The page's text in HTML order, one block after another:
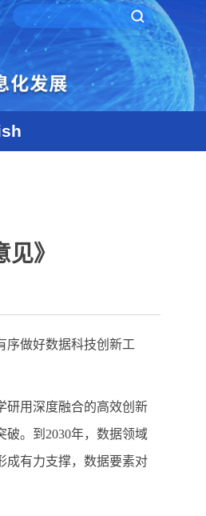
》
序做好数据科技创新工
研用深度融合的高效创新
破。到 2030年，数据领域
成有力支撑，数据要素对